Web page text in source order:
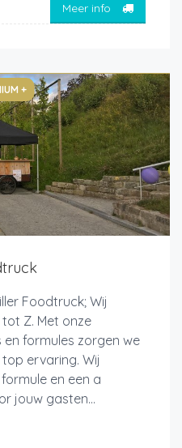
Meer info
+
Foodtruck; Wij
Z. Met onze
formules zorgen we
ervaring. Wij
en een a
jouw gasten...